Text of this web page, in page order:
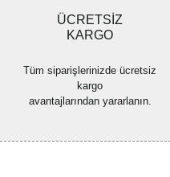
ÜCRETSİZ
KARGO
Tüm siparişlerinizde ücretsiz
kargo
avantajlarından yararlanın.